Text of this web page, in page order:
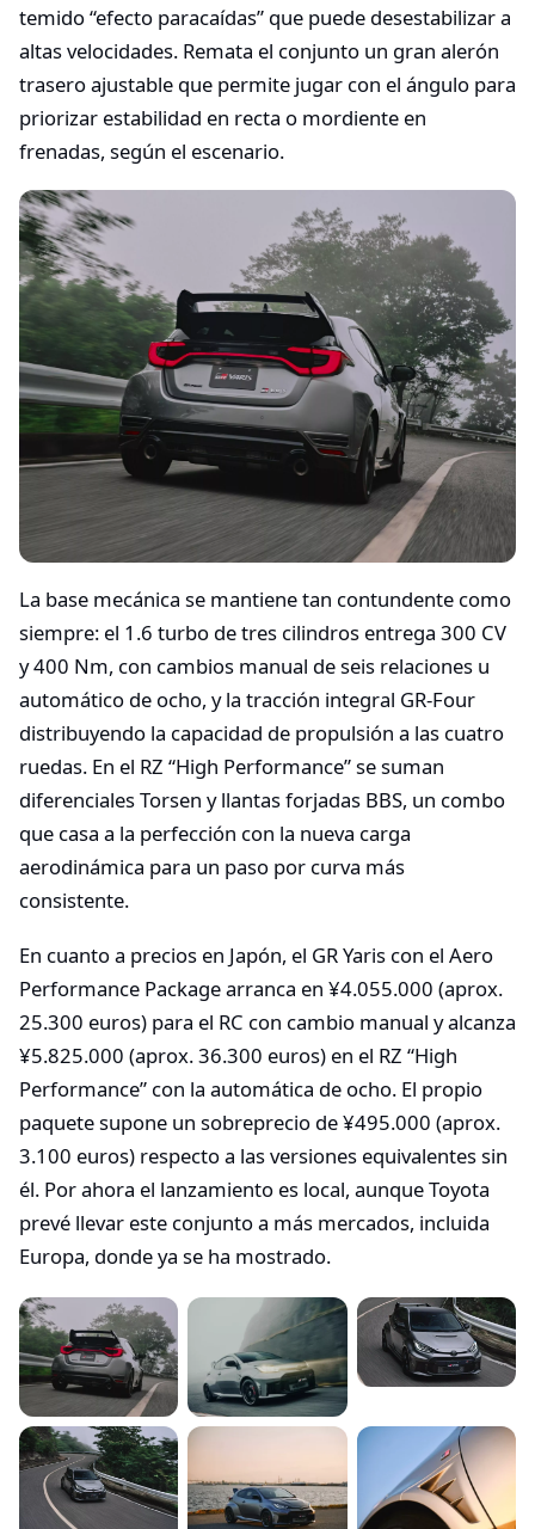
temido “efecto paracaídas” que puede desestabilizar a
altas velocidades. Remata el conjunto un gran alerón
trasero ajustable que permite jugar con el ángulo para
priorizar estabilidad en recta o mordiente en
frenadas, según el escenario.
La base mecánica se mantiene tan contundente como
siempre: el 1.6 turbo de tres cilindros entrega 300 CV
y 400 Nm, con cambios manual de seis relaciones u
automático de ocho, y la tracción integral GR-Four
distribuyendo la capacidad de propulsión a las cuatro
ruedas. En el RZ “High Performance” se suman
diferenciales Torsen y llantas forjadas BBS, un combo
que casa a la perfección con la nueva carga
aerodinámica para un paso por curva más
consistente.
En cuanto a precios en Japón, el GR Yaris con el Aero
Performance Package arranca en ¥4.055.000 (aprox.
25.300 euros) para el RC con cambio manual y alcanza
¥5.825.000 (aprox. 36.300 euros) en el RZ “High
Performance” con la automática de ocho. El propio
paquete supone un sobreprecio de ¥495.000 (aprox.
3.100 euros) respecto a las versiones equivalentes sin
él. Por ahora el lanzamiento es local, aunque Toyota
prevé llevar este conjunto a más mercados, incluida
Europa, donde ya se ha mostrado.